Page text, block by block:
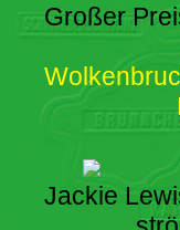
Großer
Jackie